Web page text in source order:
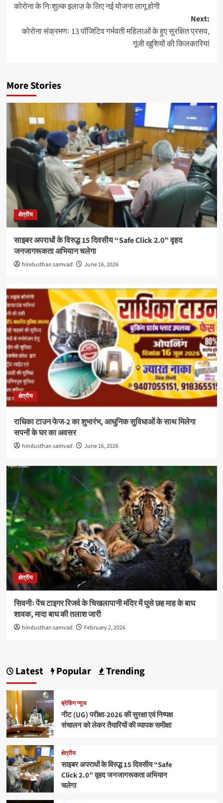
navigation
कोरोना के निःशुल्क इलाज़ के लिए नई योजना लागू होगी
Next:
कोरोना संक्रमणः 13 पॉजिटिव गर्भवती महिलाओं के हुए सुरक्षित प्रसव,
गूंजी खुशियों की किलकारियां
More Stories
क्षेत्रीय
साइबर अपराधों के विरुद्ध 15 दिवसीय “Safe Click 2.0” वृहद
जनजागरूकता अभियान चलेगा
hindusthan samvad June 16, 2026
क्षेत्रीय
राधिका टाउन फेज-2 का शुभारंभ, आधुनिक सुविधाओं के साथ मिलेगा
सपनों के घर का अवसर
hindusthan samvad June 16, 2026
क्षेत्रीय
सिवनीः पेंच टाइगर रिजर्व के चिखलापानी मंदिर में घुसे छह माह के बाघ
शावक, मादा बाघ की तलाश जारी
hindusthan samvad February 2, 2026
Latest Popular Trending
ब्रेकिंग न्यूज
नीट (UG) परीक्षा-2026 की सुरक्षा एवं निष्पक्ष
संचालन को लेकर तैयारियों की व्यापक समीक्षा
क्षेत्रीय
साइबर अपराधों के विरुद्ध 15 दिवसीय “Safe
Click 2.0” वृहद जनजागरूकता अभियान
चलेगा